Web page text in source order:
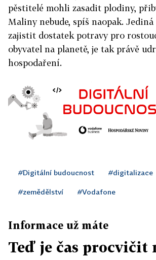
pěstitelé mohli zasadit plodiny,
Maliny nebude, spíš naopak. Jediná
zajistit dostatek potravy pro
obyvatel na planetě, je tak právě
hospodaření.
#Digitální budoucnost #digitalizace
#zemědělství #Vodafone
Informace už máte
Teď je čas procvičit